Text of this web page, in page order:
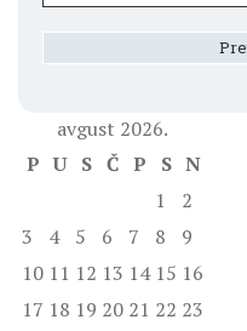
avgust 2026.
P U S Č P S N
1
2
3
4 5 6 7 8
9
10 11 12 13 14 15 16
17 18 19 20 21 22 23